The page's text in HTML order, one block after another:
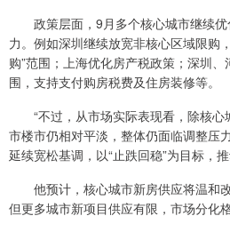
政策层面，9月多个核心城市继续优
力。例如深圳继续放宽非核心区域限购
购”范围；上海优化房产税政策；深圳
围，支持支付购房税费及住房装修等。
“不过，从市场实际表现看，除核心
市楼市仍相对平淡，整体仍面临调整压
延续宽松基调，以“止跌回稳”为目标，
他预计，核心城市新房供应将温和改
但更多城市新项目供应有限，市场分化